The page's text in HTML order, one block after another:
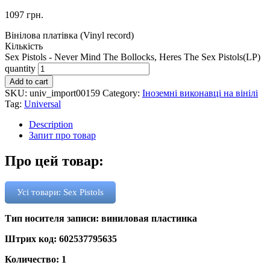
1097 грн.
Вінілова платівка (Vinyl record)
Кількість
Sex Pistols - Never Mind The Bollocks, Heres The Sex Pistols(LP)
quantity
Add to cart
SKU: univ_import00159 Category: Іноземні виконавці на вінілі
Tag: Universal
Description
Запит про товар
Про цей товар:
Усі товари: Sex Pistols
Тип носителя записи: виниловая пластинка
Штрих код: 602537795635
Количество: 1